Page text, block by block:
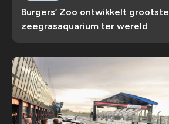
Burgers’ Zoo ontwikkelt grootste
zeegrasaquarium ter wereld